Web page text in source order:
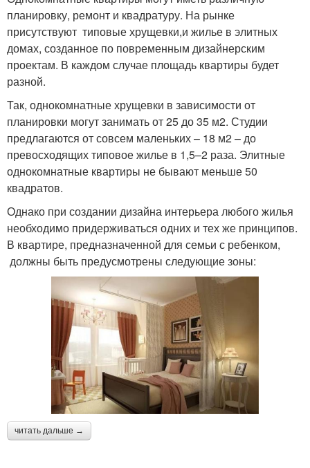
планировку, ремонт и квадратуру. На рынке
присутствуют типовые хрущевки,и жилье в элитных
домах, созданное по повременным дизайнерским
проектам. В каждом случае площадь квартиры будет
разной.
Так, однокомнатные хрущевки в зависимости от
планировки могут занимать от 25 до 35 м2. Студии
предлагаются от совсем маленьких – 18 м2 – до
превосходящих типовое жилье в 1,5–2 раза. Элитные
однокомнатные квартиры не бывают меньше 50
квадратов.
Однако при создании дизайна интерьера любого жилья
необходимо придерживаться одних и тех же принципов.
В квартире, предназначенной для семьи с ребенком,
должны быть предусмотрены следующие зоны:
читать дальше →